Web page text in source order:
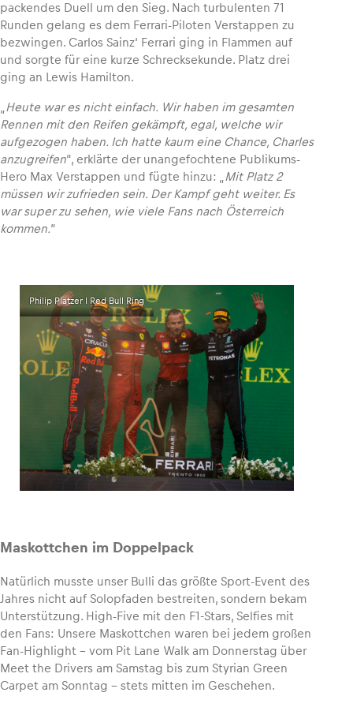
Business
Alle anzeigen
Alle anzeigen
packendes Duell um den Sieg. Nach turbulenten 71
Runden gelang es dem Ferrari-Piloten Verstappen zu
bezwingen. Carlos Sainz‘ Ferrari ging in Flammen auf
und sorgte für eine kurze Schrecksekunde. Platz drei
ging an Lewis Hamilton.
Heute war es nicht einfach. Wir haben im gesamten
Rennen mit den Reifen gekämpft, egal, welche wir
aufgezogen haben. Ich hatte kaum eine Chance, Charles
anzugreifen“, erklärte der unangefochtene Publikums-
Hero Max Verstappen und fügte hinzu: „
Mit Platz 2
müssen wir zufrieden sein. Der Kampf geht weiter. Es
war super zu sehen, wie viele Fans nach Österreich
kommen.“
Philip Platzer I Red Bull Ring
Maskottchen im Doppelpack
Natürlich musste unser Bulli das größte Sport-Event des
Jahres nicht auf Solopfaden bestreiten, sondern bekam
Unterstützung. High-Five mit den F1-Stars, Selfies mit
den Fans: Unsere Maskottchen waren bei jedem großen
Fan-Highlight – vom Pit Lane Walk am Donnerstag über
Meet the Drivers am Samstag bis zum Styrian Green
Carpet am Sonntag – stets mitten im Geschehen.